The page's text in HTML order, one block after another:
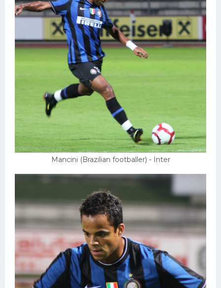
Mancini (Brazilian footballer) - Inter